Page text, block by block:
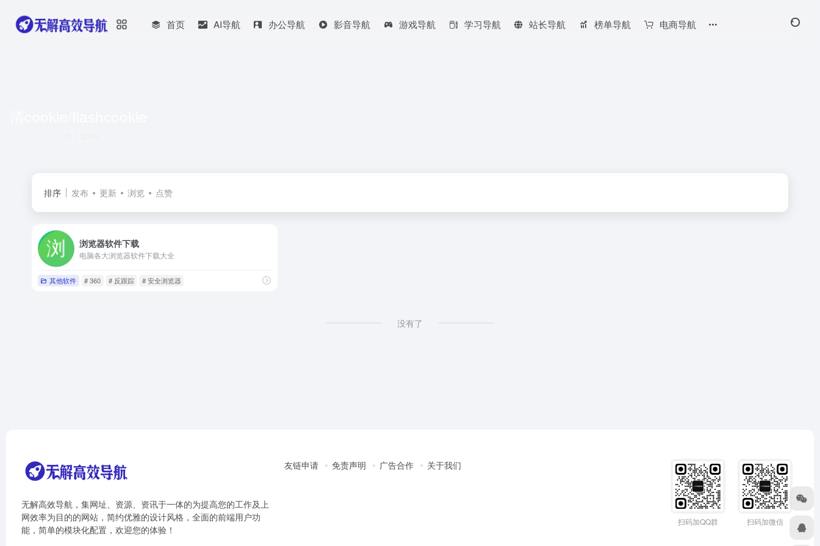
首页 AI导航 办公导航 影音导航 游戏导航 学习导航 站长导航 榜单导航 电商导航
排序 发布 更新 浏览 点赞
浏览器软件下载
电脑各大浏览器软件下载大全
其他软件 # 360 # 反跟踪 # 安全浏览器
没有了
无解高效导航，集网址、资源、资讯于一体的为提高您的工作及上
网效率为目的的网站，简约优雅的设计风格，全面的前端用户功
能，简单的模块化配置，欢迎您的体验！
友链申请 免责声明 广告合作 关于我们
扫码加QQ群 扫码加微信